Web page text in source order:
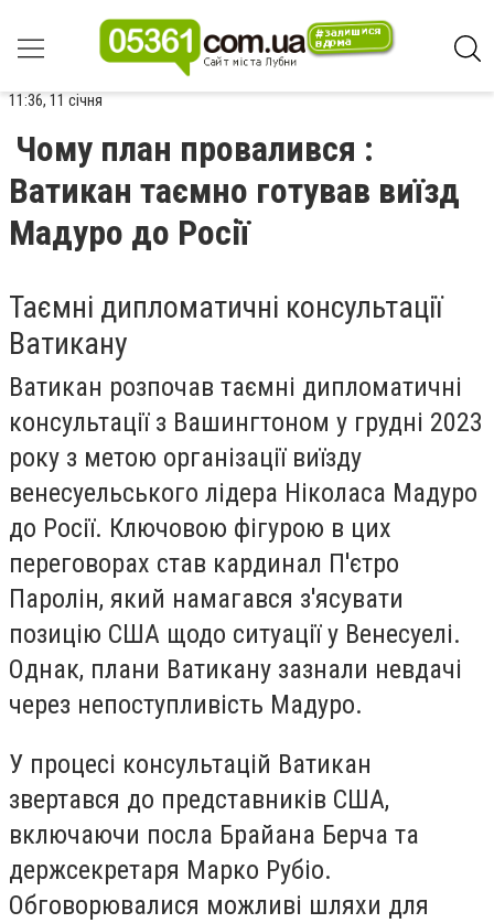
11:36, 11 січня
Чому план провалився :
Ватикан таємно готував виїзд
Мадуро до Росії
Таємні дипломатичні консультації
Ватикану
Ватикан розпочав таємні дипломатичні
консультації з Вашингтоном у грудні 2023
року з метою організації виїзду
венесуельського лідера Ніколаса Мадуро
до Росії. Ключовою фігурою в цих
переговорах став кардинал П'єтро
Паролін, який намагався з'ясувати
позицію США щодо ситуації у Венесуелі.
Однак, плани Ватикану зазнали невдачі
через непоступливість Мадуро.
У процесі консультацій Ватикан
звертався до представників США,
включаючи посла Брайана Берча та
держсекретаря Марко Рубіо.
Обговорювалися можливі шляхи для